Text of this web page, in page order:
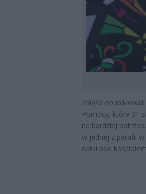
Księża
Pomocy, która 31
najbardziej
w jednej z parafii w
datki pod